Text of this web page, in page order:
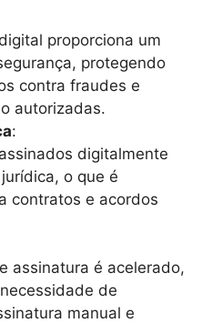
proporciona um
protegendo
contra fraudes e
autorizadas.
:
digitalmente
o que é
contratos e acordos
assinatura é acelerado,
de
manual e